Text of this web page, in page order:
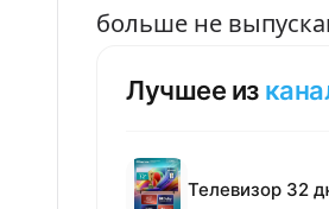
больше не
Лучшее из
Телевизор 32